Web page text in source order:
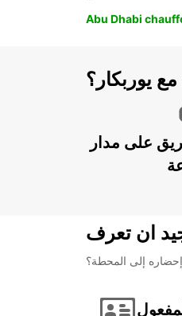
Abu Dhabi
يوربكار؟
على مدار
ان تعرف
إلى المحطة؟